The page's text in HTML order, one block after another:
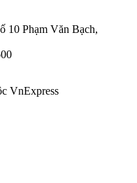
10 Phạm Văn Bạch,
VnExpress